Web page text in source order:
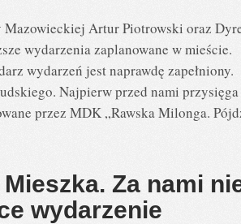
Mazowieckiej Artur Piotrowski oraz
wydarzenia zaplanowane w
wydarzeń jest naprawdę
Najpierw przed nami
przez MDK „Rawska Milonga.
Za nami
wydarzenie